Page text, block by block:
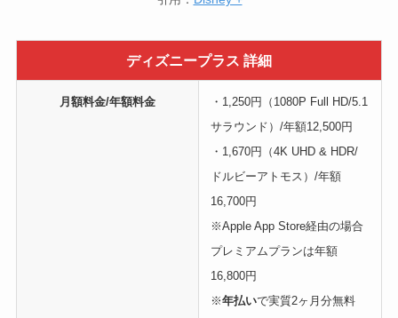
ディズニープラス 詳細
月額料金/年額料金
・1,250円（1080P Full HD/5.1
サラウンド）/年額12,500円
・1,670円（4K UHD & HDR/
ドルビーアトモス）/年額
16,700円
※Apple App Store経由の場合
プレミアムプランは年額
16,800円
※年払いで実質2ヶ月分無料